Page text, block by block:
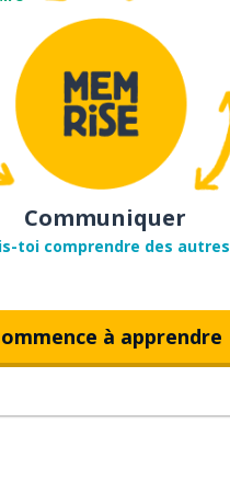
Communiquer
toi comprendre des autres
à apprendre